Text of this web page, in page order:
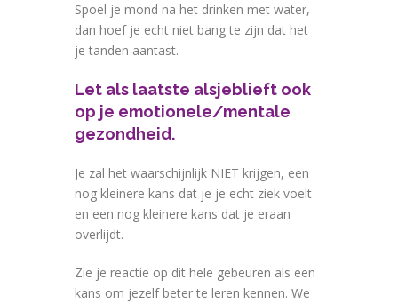
Spoel je mond na het drinken met water,
dan hoef je echt niet bang te zijn dat het
je tanden aantast.
Let als laatste alsjeblieft ook
op je emotionele/mentale
gezondheid.
Je zal het waarschijnlijk NIET krijgen, een
nog kleinere kans dat je je echt ziek voelt
en een nog kleinere kans dat je eraan
overlijdt.
Zie je reactie op dit hele gebeuren als een
kans om jezelf beter te leren kennen. We